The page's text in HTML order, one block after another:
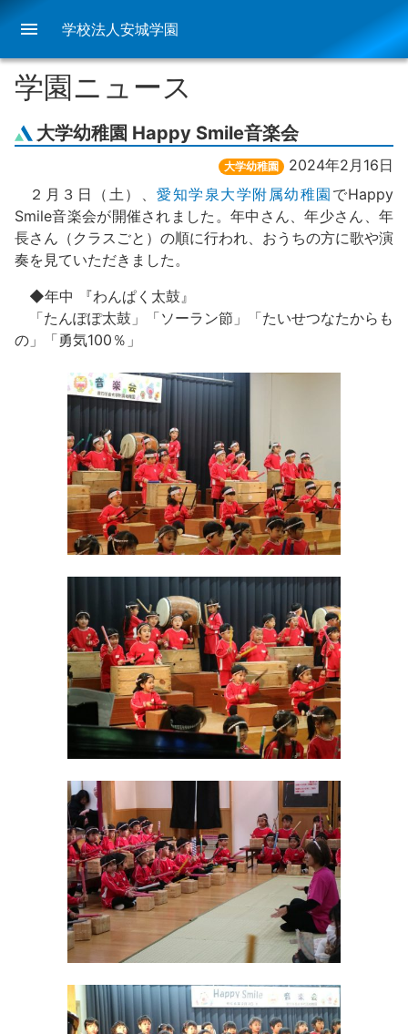
menu 学校法人安城学園
学園ニュース
大学幼稚園 Happy Smile音楽会
大学幼稚園
2024年2月16日
２月３日（土）、 愛知学泉大学附属幼稚園 でHappy
Smile音楽会が開催されました。年中さん、年少さん、年
長さん（クラスごと）の順に行われ、おうちの方に歌や演
奏を見ていただきました。
◆年中 『わんぱく太鼓』
「たんぽぽ太鼓」「ソーラン節」「たいせつなたからも
の」「勇気100％」